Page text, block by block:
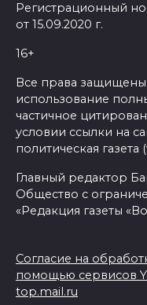
Регистрационный
от 15.09.2020 г.
16+
Все права
использование
частичное
условии ссылки на
политическая газета
Главный редактор
Общество с
«Редакция газеты
Согласие на
помощью сервисов
top.mail.ru